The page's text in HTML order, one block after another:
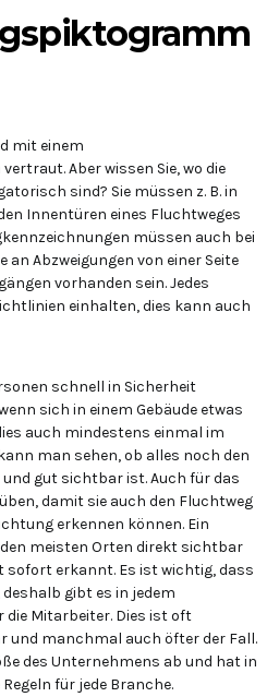
mit einem
Aber wissen Sie, wo die
sind? Sie müssen z. B. in
Innentüren eines Fluchtweges
müssen auch bei
an Abzweigungen von einer Seite
vorhanden sein. Jedes
einhalten, dies kann auch
schnell in Sicherheit
sich in einem Gebäude etwas
auch mindestens einmal im
man sehen, ob alles noch den
gut sichtbar ist. Auch für das
damit sie auch den Fluchtweg
erkennen können. Ein
meisten Orten direkt sichtbar
sofort erkannt. Es ist wichtig, dass
gibt es in jedem
Mitarbeiter. Dies ist oft
und manchmal auch öfter der Fall.
des Unternehmens ab und hat in
für jede Branche.